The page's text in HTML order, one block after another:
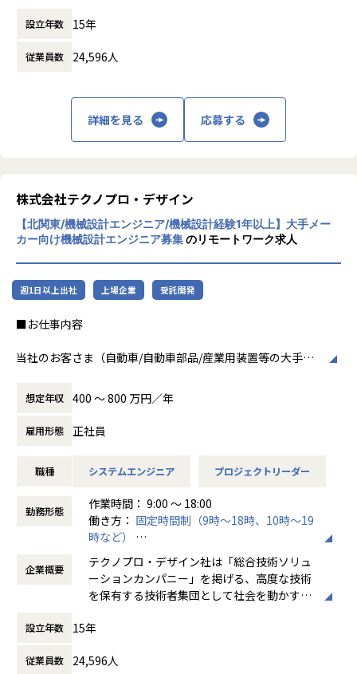
ど幅広い業界において、多様なプロジェクトからエンジニア
す。
を実現しています。
【業務の変更の範囲】
に渡ります。いわゆる技術者派遣と呼ばれ
働く場所に関わらない事業支援や最新技術を
用いた研究開発などを行っています。
程プロジェクトの増加といった世の中で技術
者集団として価値提供を行うために、エンジ
ニアが生涯活躍できる環境を考え事業運営を
行っています。
設立年数 15年
従業員数 24,596人
詳細を見る 応募する
株式会社テクノプロ・デザイン
【北関東/機械設計エンジニア/機械設計経験1年以上】大手メー
カー向け機械設計エンジニア募集のリモートワーク求人
週1日以上出社 上場企業 受託開発
■お仕事内容
当社のお客さま（自動車/自動車部品/産業用装置等の大手メ
を用いた製品・装置等の機構・筐体設計、及び解析業務など
の開発業務に従事していただきます。
例えば、、、
・【医療機器】樹脂成形部品の設計開発業務
め
会社についての詳細
当社は、約8,500名のエンジニアの現場力と技術コンサルテ
ィングを融合し、課題解決から価値創造までを一貫して支援
する総合技術ソリューションカンパニーです。
ど幅広い業界において、多様なプロジェクトからエンジニア
す。
想定年収 400 〜 800 万円／年
雇用形態 正社員
職種 システムエンジニア プロジェクトリーダー
勤務形態
作業時間： 9:00 ～ 18:00
働き方： 固定時間制（9時～18時、10時～19
時など）
時間外労働の有無： 有（月平均20時間）
休憩時間： 60分
企業概要
テクノプロ・デザイン社は「総合技術ソリュ
ーションカンパニー」を掲げる、高度な技術
を保有する技術者集団として社会を動かすこ
に渡ります。いわゆる技術者派遣と呼ばれ
設立年数 15年
従業員数 24,596人